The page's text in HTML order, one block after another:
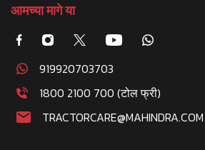
आमच्या मागे या
919920703703
1800 2100 700 (टोल फ्री)
TRACTORCARE@MAHINDRA.COM